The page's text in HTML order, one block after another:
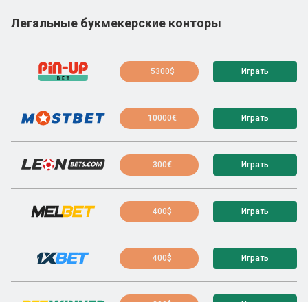
Легальные букмекерские конторы
5300$ Играть
10000€ Играть
300€ Играть
400$ Играть
400$ Играть